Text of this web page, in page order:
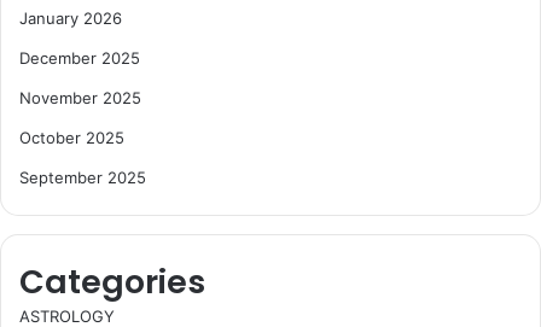
January 2026
December 2025
November 2025
October 2025
September 2025
Categories
ASTROLOGY